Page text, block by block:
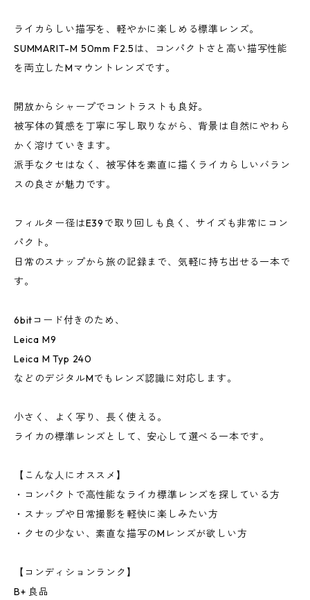
ライカらしい描写を、軽やかに楽しめる標準レンズ。
SUMMARIT-M 50mm F2.5は、コンパクトさと高い描写性能
を両立したMマウントレンズです。
開放からシャープでコントラストも良好。
被写体の質感を丁寧に写し取りながら、背景は自然にやわら
かく溶けていきます。
派手なクセはなく、被写体を素直に描くライカらしいバラン
スの良さが魅力です。
フィルター径はE39で取り回しも良く、サイズも非常にコン
パクト。
日常のスナップから旅の記録まで、気軽に持ち出せる一本で
す。
6bitコード付きのため、
Leica M9
Leica M Typ 240
などのデジタルMでもレンズ認識に対応します。
小さく、よく写り、長く使える。
ライカの標準レンズとして、安心して選べる一本です。
【こんな人にオススメ】
・コンパクトで高性能なライカ標準レンズを探している方
・スナップや日常撮影を軽快に楽しみたい方
・クセの少ない、素直な描写のMレンズが欲しい方
【コンディションランク】
B+ 良品